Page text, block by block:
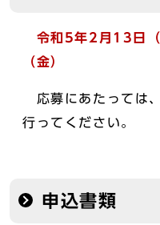
令和5年2 月13日
（金）
応募にあたっては
行ってください。
申込書類